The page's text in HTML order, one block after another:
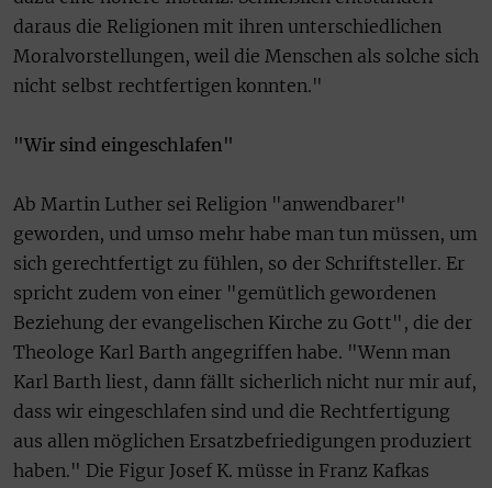
daraus die Religionen mit ihren unterschiedlichen
Moralvorstellungen, weil die Menschen als solche sich
nicht selbst rechtfertigen konnten."
"Wir sind eingeschlafen"
Ab Martin Luther sei Religion "anwendbarer"
geworden, und umso mehr habe man tun müssen, um
sich gerechtfertigt zu fühlen, so der Schriftsteller. Er
spricht zudem von einer "gemütlich gewordenen
Beziehung der evangelischen Kirche zu Gott", die der
Theologe Karl Barth angegriffen habe. "Wenn man
Karl Barth liest, dann fällt sicherlich nicht nur mir auf,
dass wir eingeschlafen sind und die Rechtfertigung
aus allen möglichen Ersatzbefriedigungen produziert
haben." Die Figur Josef K. müsse in Franz Kafkas